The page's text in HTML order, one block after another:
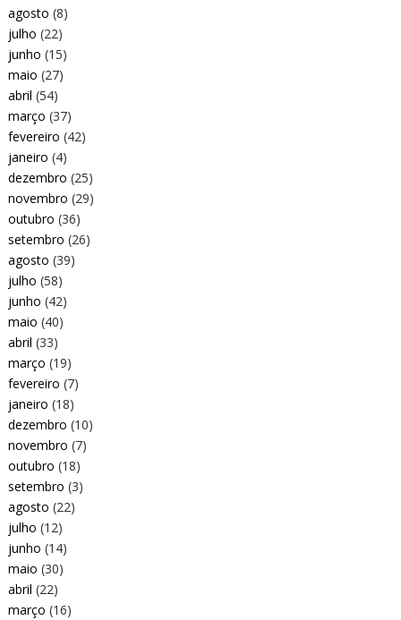
agosto (8)
julho (22)
junho (15)
maio (27)
abril (54)
março (37)
fevereiro (42)
janeiro (4)
dezembro (25)
novembro (29)
outubro (36)
setembro (26)
agosto (39)
julho (58)
junho (42)
maio (40)
abril (33)
março (19)
fevereiro (7)
janeiro (18)
dezembro (10)
novembro (7)
outubro (18)
setembro (3)
agosto (22)
julho (12)
junho (14)
maio (30)
abril (22)
março (16)